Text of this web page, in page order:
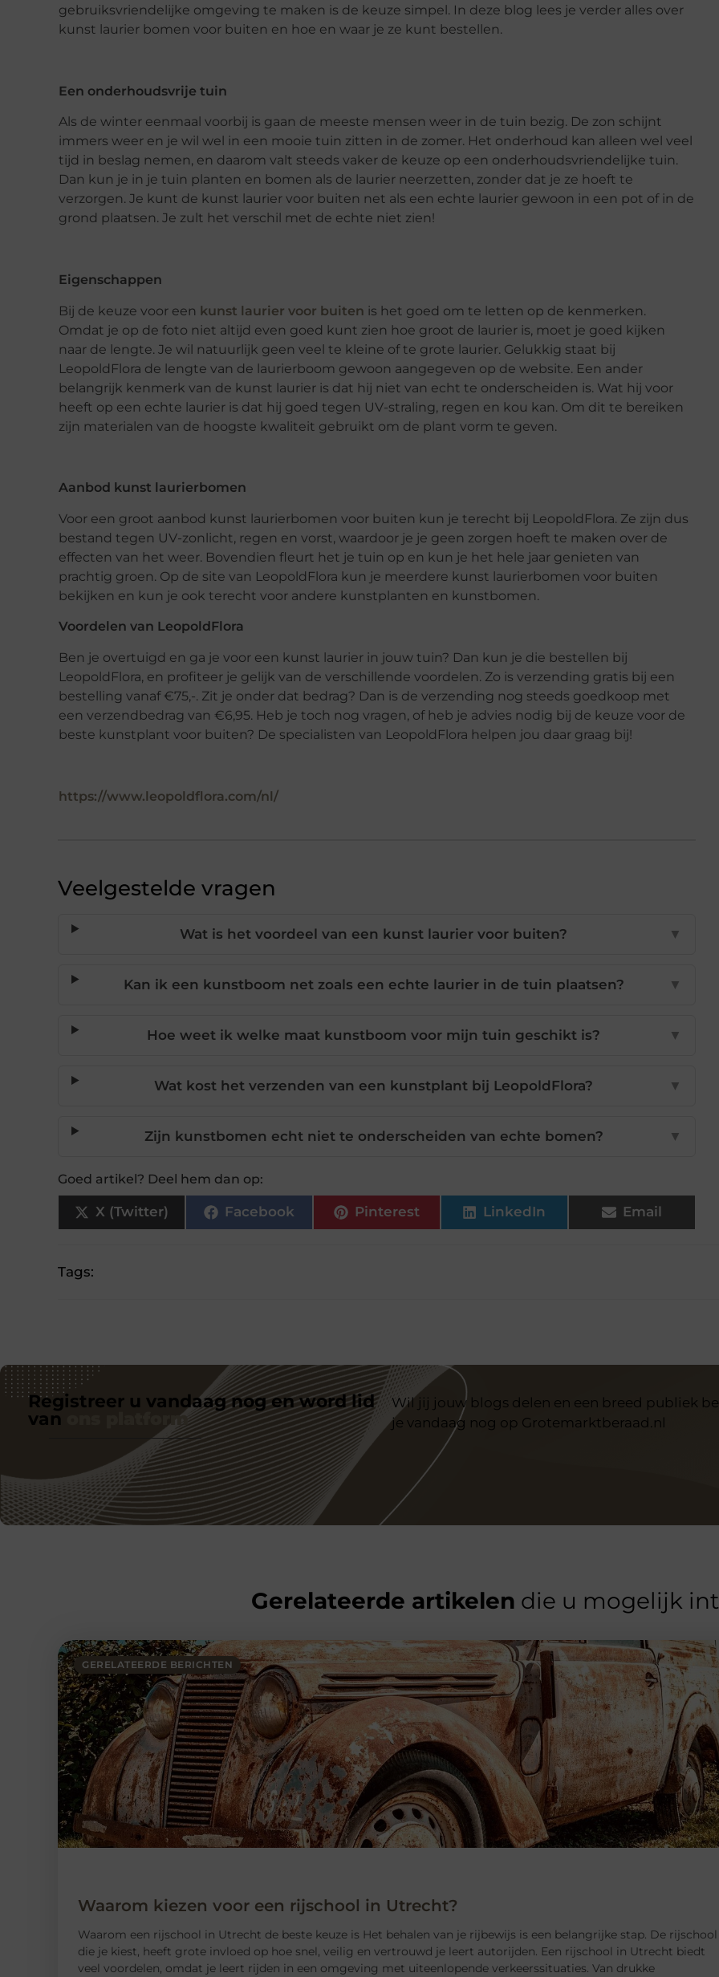
gebruiksvriendelijke omgeving te maken is de keuze simpel. In deze blog lees je verder alles over
kunst laurier bomen voor buiten en hoe en waar je ze kunt bestellen.
Een onderhoudsvrije tuin
Als de winter eenmaal voorbij is gaan de meeste mensen weer in de tuin bezig. De zon schijnt
immers weer en je wil wel in een mooie tuin zitten in de zomer. Het onderhoud kan alleen wel veel
tijd in beslag nemen, en daarom valt steeds vaker de keuze op een onderhoudsvriendelijke tuin.
Dan kun je in je tuin planten en bomen als de laurier neerzetten, zonder dat je ze hoeft te
verzorgen. Je kunt de kunst laurier voor buiten net als een echte laurier gewoon in een pot of in de
grond plaatsen. Je zult het verschil met de echte niet zien!
Eigenschappen
Bij de keuze voor een kunst laurier voor buiten is het goed om te letten op de kenmerken.
Omdat je op de foto niet altijd even goed kunt zien hoe groot de laurier is, moet je goed kijken
naar de lengte. Je wil natuurlijk geen veel te kleine of te grote laurier. Gelukkig staat bij
LeopoldFlora de lengte van de laurierboom gewoon aangegeven op de website. Een ander
belangrijk kenmerk van de kunst laurier is dat hij niet van echt te onderscheiden is. Wat hij voor
heeft op een echte laurier is dat hij goed tegen UV-straling, regen en kou kan. Om dit te bereiken
zijn materialen van de hoogste kwaliteit gebruikt om de plant vorm te geven.
Aanbod kunst laurierbomen
Voor een groot aanbod kunst laurierbomen voor buiten kun je terecht bij LeopoldFlora. Ze zijn dus
bestand tegen UV-zonlicht, regen en vorst, waardoor je je geen zorgen hoeft te maken over de
effecten van het weer. Bovendien fleurt het je tuin op en kun je het hele jaar genieten van
prachtig groen. Op de site van LeopoldFlora kun je meerdere kunst laurierbomen voor buiten
bekijken en kun je ook terecht voor andere kunstplanten en kunstbomen.
Voordelen van LeopoldFlora
Ben je overtuigd en ga je voor een kunst laurier in jouw tuin? Dan kun je die bestellen bij
LeopoldFlora, en profiteer je gelijk van de verschillende voordelen. Zo is verzending gratis bij een
bestelling vanaf €75,-. Zit je onder dat bedrag? Dan is de verzending nog steeds goedkoop met
een verzendbedrag van €6,95. Heb je toch nog vragen, of heb je advies nodig bij de keuze voor de
beste kunstplant voor buiten? De specialisten van LeopoldFlora helpen jou daar graag bij!
https://www.leopoldflora.com/nl/
Veelgestelde vragen
Wat is het voordeel van een kunst laurier voor buiten? ▼
Kan ik een kunstboom net zoals een echte laurier in de tuin plaatsen? ▼
Hoe weet ik welke maat kunstboom voor mijn tuin geschikt is? ▼
Wat kost het verzenden van een kunstplant bij LeopoldFlora? ▼
Zijn kunstbomen echt niet te onderscheiden van echte bomen? ▼
Goed artikel? Deel hem dan op:
X (Twitter) Facebook Pinterest LinkedIn Email
Tags:
Registreer u vandaag nog en word lid
van
ons platform
Wil jij jouw blogs delen en een breed publiek
je vandaag nog op Grotemarktberaad.nl
Gerelateerde artikelen die u mogelijk
GERELATEERDE BERICHTEN
Waarom kiezen voor een rijschool in Utrecht?
Waarom een ​​rijschool in Utrecht de beste keuze is Het behalen van je rijbewijs is een belangrijke stap. De rijschool
die je kiest, heeft grote invloed op hoe snel, veilig en vertrouwd je leert autorijden. Een rijschool in Utrecht biedt
veel voordelen, omdat je leert rijden in een omgeving met uiteenlopende verkeerssituaties. Van drukke